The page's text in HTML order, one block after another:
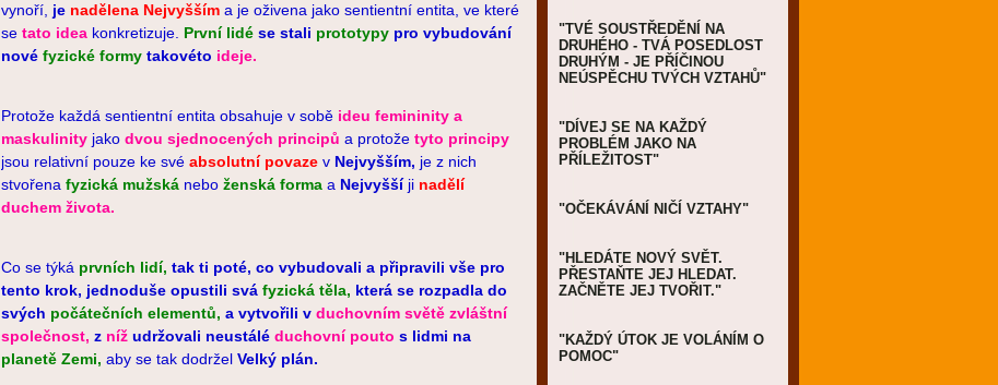
vynoří, je nadělena Nejvyšším a je oživena jako sentientní entita, ve které
se tato idea konkretizuje. První lidé se stali prototypy pro vybudování
nové fyzické formy takovéto ideje.
Protože každá sentientní entita obsahuje v sobě ideu femininity a
maskulinity jako dvou sjednocených principů a protože tyto principy
jsou relativní pouze ke své absolutní povaze v Nejvyšším, je z nich
stvořena fyzická mužská nebo ženská forma a Nejvyšší ji nadělí
duchem života.
Co se týká prvních lidí, tak ti poté, co vybudovali a připravili vše pro
tento krok, jednoduše opustili svá fyzická těla, která se rozpadla do
svých počátečních elementů, a vytvořili v duchovním světě zvláštní
společnost, z níž udržovali neustálé duchovní pouto s lidmi na
planetě Zemi, aby se tak dodržel Velký plán.
"TVÉ SOUSTŘEDĚNÍ NA
DRUHÉHO - TVÁ POSEDLOST
DRUHÝM - JE PŘÍČINOU
NEÚSPĚCHU TVÝCH VZTAHŮ"
"DÍVEJ SE NA KAŽDÝ
PROBLÉM JAKO NA
PŘÍLEŽITOST"
"OČEKÁVÁNÍ NIČÍ VZTAHY"
"HLEDÁTE NOVÝ SVĚT.
PŘESTAŇTE JEJ HLEDAT.
ZAČNĚTE JEJ TVOŘIT."
"KAŽDÝ ÚTOK JE VOLÁNÍM O
POMOC"